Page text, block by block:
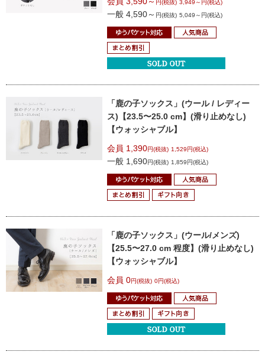
円(税抜) 3,949～円(税込)
一般 4,590～ 円(税抜) 5,049～円(税込)
「鹿の子ソックス」(ウール / レディー
ス) 【23.5〜25.0 cm】(滑り止めなし)
【ウォッシャブル】
会員 1,390円(税抜) 1,529円(税込)
一般 1,690円(税抜) 1,859円(税込)
「鹿の子ソックス」(ウール/メンズ)
【25.5〜27.0 cm 程度】(滑り止めなし)
【ウォッシャブル】
会員 0円(税抜) 0円(税込)